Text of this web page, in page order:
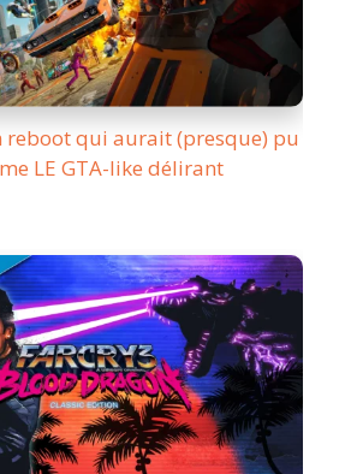
reboot qui aurait (presque) pu
LE GTA-like délirant